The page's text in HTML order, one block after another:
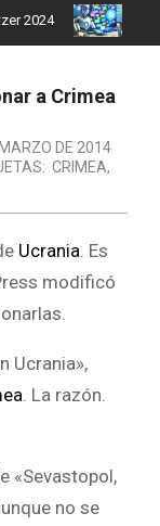
a Crimea
DE 2014
CRIMEA,
Ucrania . Es
modificó
Ucrania»,
. La razón.
«Sevastopol,
no se